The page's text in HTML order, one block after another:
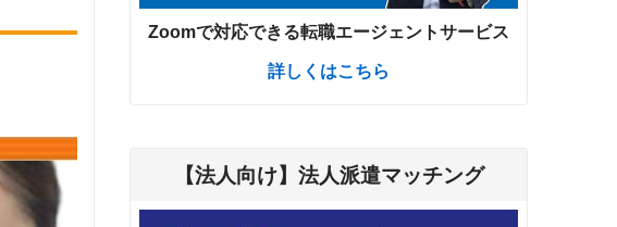
形態：正
Zoomで対応できる転職エージェントサービス
詳しくはこちら
【法人向け】法人派遣マッチング